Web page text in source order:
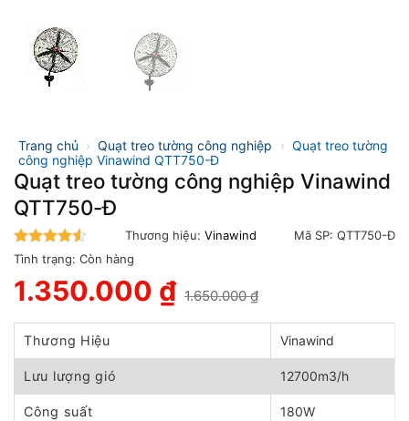
Trang chủ › Quạt treo tường công nghiệp › Quạt treo tường
công nghiệp Vinawind QTT750-Đ
Quạt treo tường công nghiệp Vinawind
QTT750-Đ
4.5trên 5
Thương hiệu: Vinawind Mã SP: QTT750-Đ
Tình trạng: Còn hàng
1.650.000₫
gốc
là:
1.650.000 ₫.
1.350.000 ₫
hiện
tại
1.350.000 ₫.
Thương Hiệu Vinawind
Lưu lượng gió 12700m3/h
Công suất 180W